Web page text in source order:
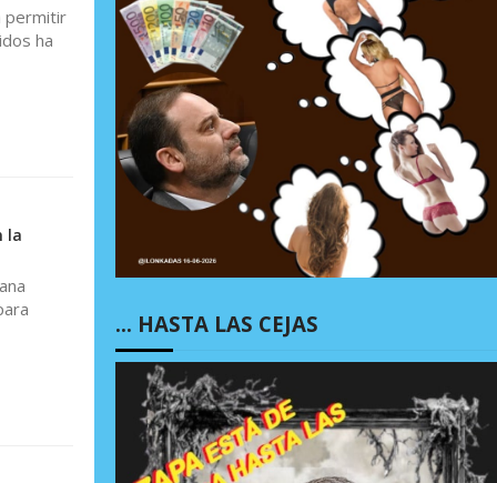
permitir
ha
la
… HASTA LAS CEJAS